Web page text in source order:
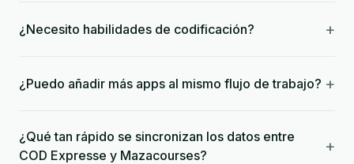
¿Necesito habilidades de codificación? +
¿Puedo añadir más apps al mismo flujo de trabajo? +
¿Qué tan rápido se sincronizan los datos entre
COD Expresse y Mazacourses?
+